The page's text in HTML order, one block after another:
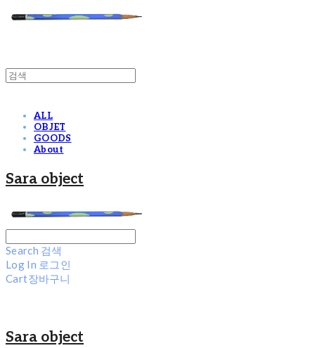
ALL
OBJET
GOODS
About
Sara object
Search 검색
Log In 로그인
Cart장바구니
Sara object